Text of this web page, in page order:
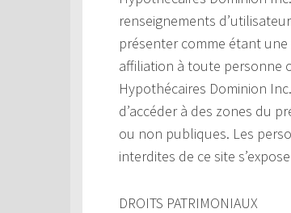
renseignements
présenter comme étant
affiliation à toute personne
Hypothécaires Dominion
d’accéder à des zones du
ou non publiques. Les
interdites de ce site
DROITS PATRIMONIAUX